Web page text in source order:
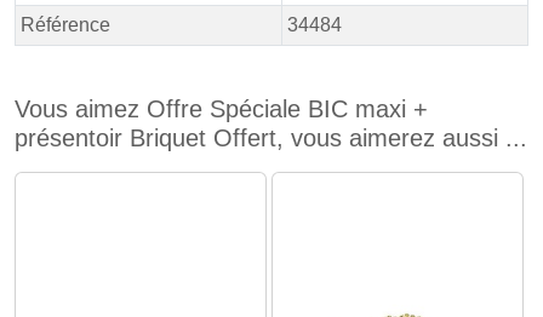
Référence
34484
Vous aimez Offre Spéciale BIC maxi +
présentoir Briquet Offert, vous aimerez aussi ...